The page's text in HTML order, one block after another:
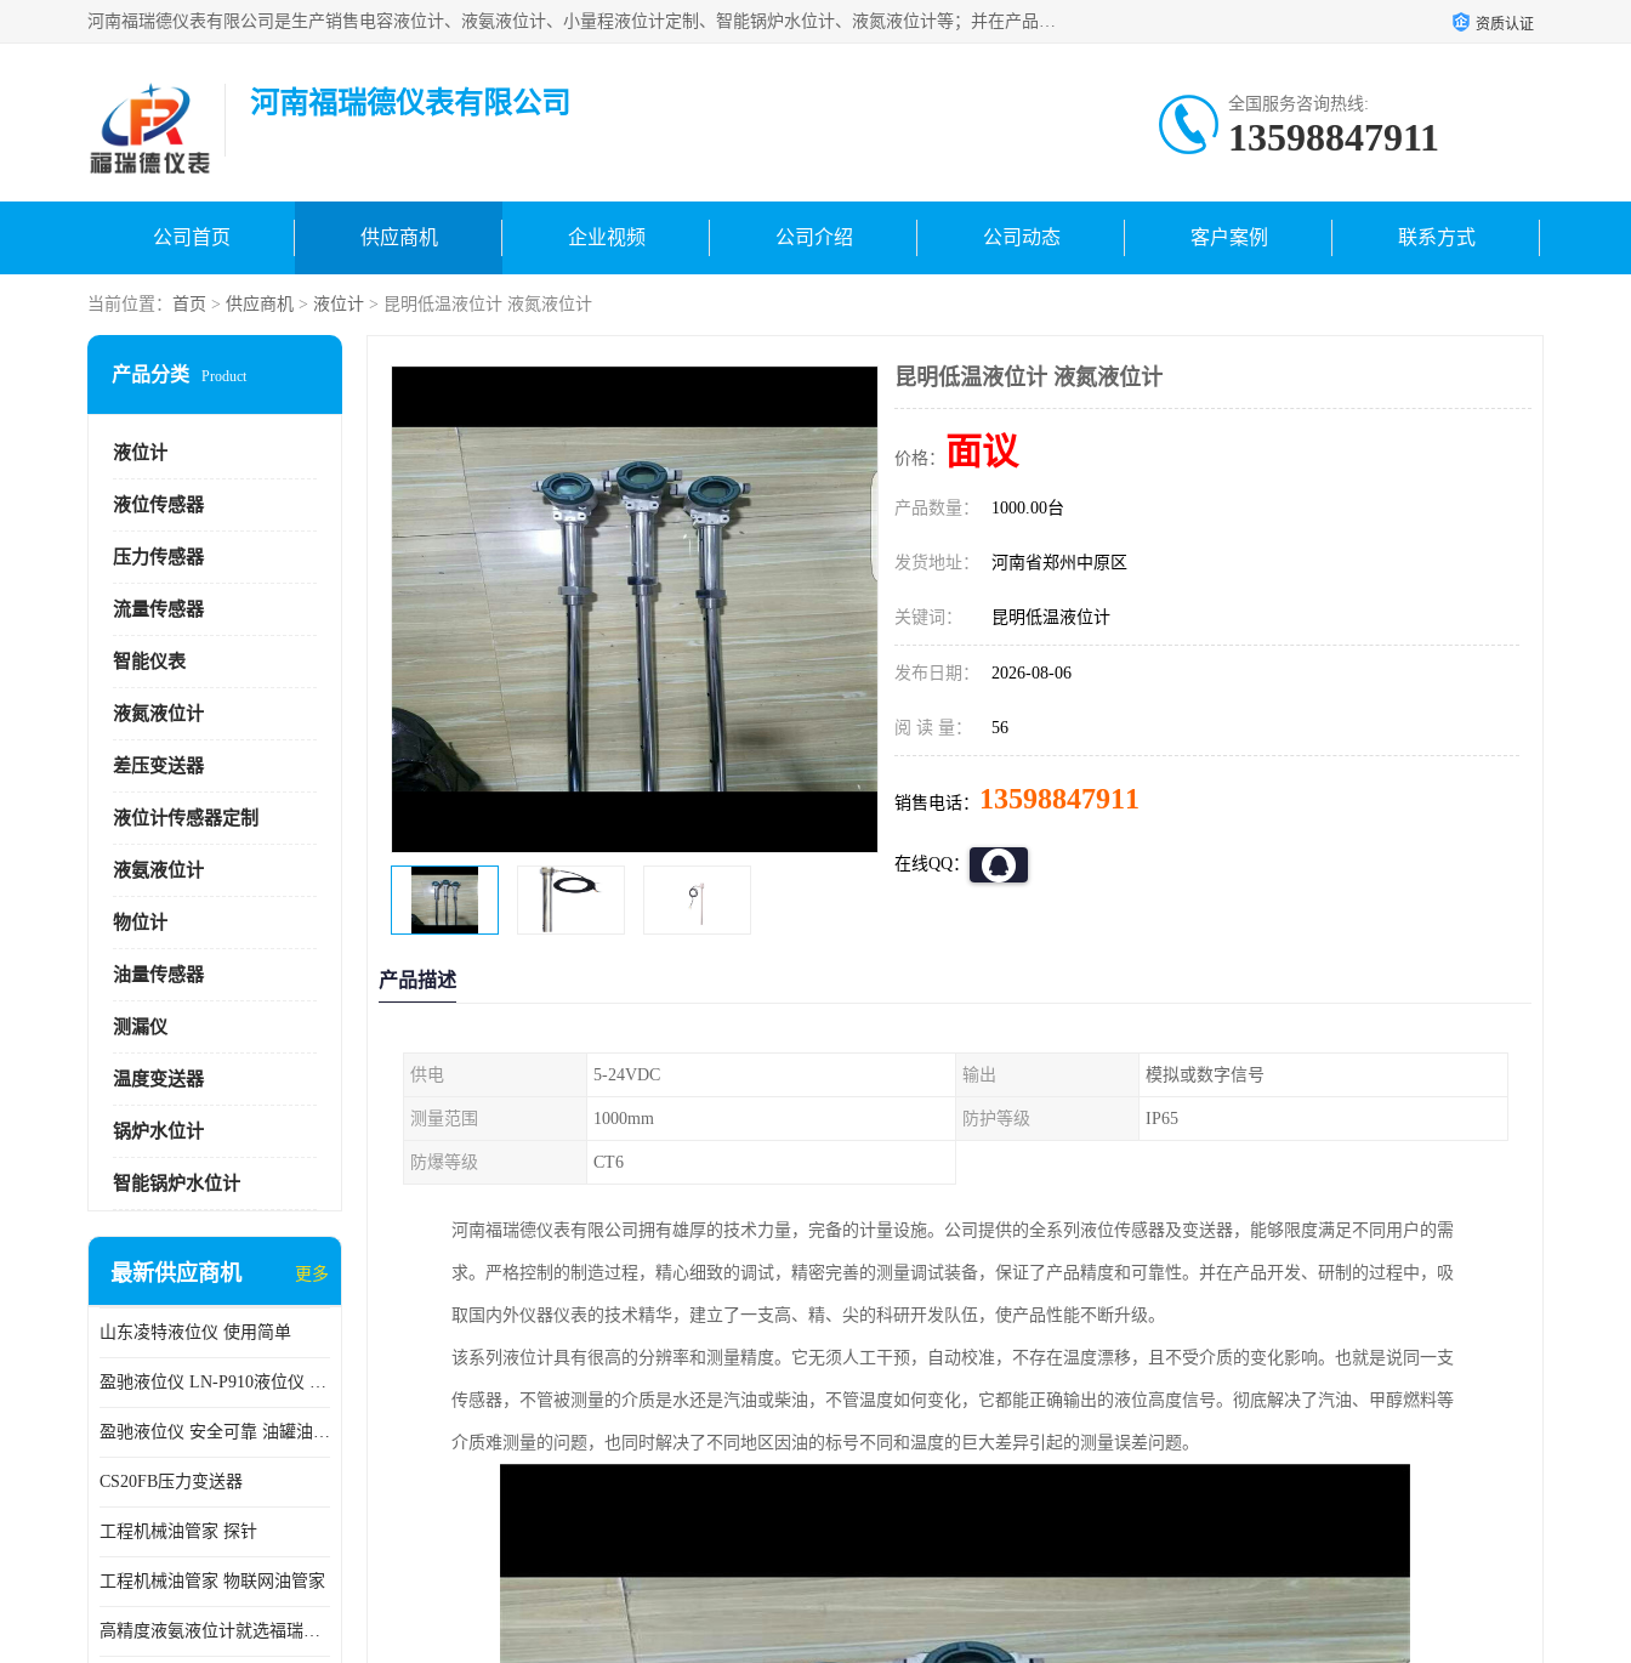
河南福瑞德仪表有限公司是生产销售电容液位计、液氨液位计、小量程液位计定制、智能锅炉水位计、液氮液位计等；并在产品开发、研制的过程中，吸取国内外仪器仪表的技术精华，建立了一支高、精、尖的科研开发队伍，使产品性能不断升级。 资质认证
河南福瑞德仪表有限公司 全国服务咨询热线:
13598847911
公司首页 供应商机 企业视频 公司介绍 公司动态 客户案例 联系方式
当前位置： 首页 > 供应商机 > 液位计 > 昆明低温液位计 液氮液位计
产品分类 Product
液位计
液位传感器
压力传感器
流量传感器
智能仪表
液氮液位计
差压变送器
液位计传感器定制
液氨液位计
物位计
油量传感器
测漏仪
温度变送器
锅炉水位计
智能锅炉水位计
最新供应商机 更多
山东凌特液位仪 使用简单
盈驰液位仪 LN-P910液位仪 安全可靠
盈驰液位仪 安全可靠 油罐油位检测
CS20FB压力变送器
工程机械油管家 探针
工程机械油管家 物联网油管家
高精度液氨液位计就选福瑞德仪表
昆明低温液位计 液氮液位计
价格： 面议
产品数量： 1000.00台
发货地址： 河南省郑州中原区
关键词： 昆明低温液位计
发布日期： 2026-08-06
阅 读 量： 56
销售电话： 13598847911
在线QQ：
产品描述
供电 5-24VDC 输出 模拟或数字信号
测量范围 1000mm 防护等级 IP65
防爆等级 CT6
河南福瑞德仪表有限公司拥有雄厚的技术力量，完备的计量设施。公司提供的全系列液位传感器及变送器，能够限度满足不同用户的需
求。严格控制的制造过程，精心细致的调试，精密完善的测量调试装备，保证了产品精度和可靠性。并在产品开发、研制的过程中，吸
取国内外仪器仪表的技术精华，建立了一支高、精、尖的科研开发队伍，使产品性能不断升级。
该系列液位计具有很高的分辨率和测量精度。它无须人工干预，自动校准，不存在温度漂移，且不受介质的变化影响。也就是说同一支
传感器，不管被测量的介质是水还是汽油或柴油，不管温度如何变化，它都能正确输出的液位高度信号。彻底解决了汽油、甲醇燃料等
介质难测量的问题，也同时解决了不同地区因油的标号不同和温度的巨大差异引起的测量误差问题。